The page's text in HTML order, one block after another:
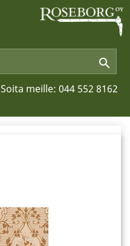

Soita meille: 044 552 8162